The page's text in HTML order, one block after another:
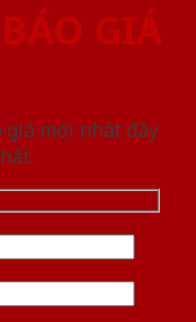
GIÁ
mới nhât đầy